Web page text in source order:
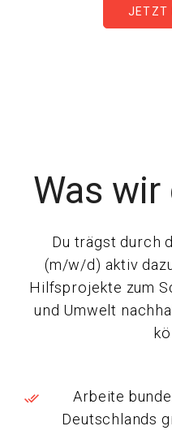
JETZT
Was wir
Du trägst durch
(m/w/d) aktiv
Hilfsprojekte zum
und Umwelt
Arbeite
Deutschlands